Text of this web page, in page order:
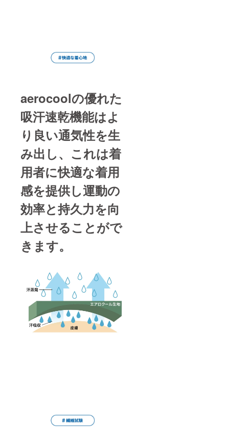
aerocoolの優れた
吸汗速乾機能はよ
り良い通気性を生
み出し、これは着
用者に快適な着用
感を提供し運動の
効率と持久力を向
上させることがで
きます。